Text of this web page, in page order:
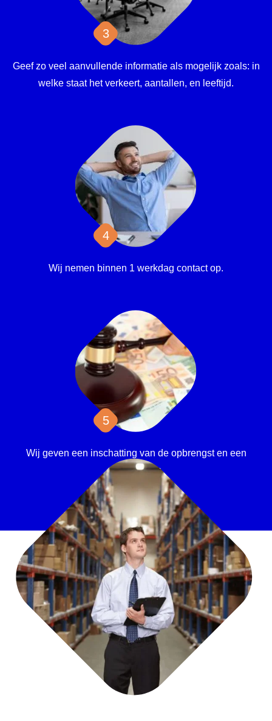
Geef zo veel aanvullende informatie als mogelijk zoals: in
welke staat het verkeert, aantallen, en leeftijd.
Wij nemen binnen 1 werkdag contact op.
Wij geven een inschatting van de opbrengst en een
verkoopplan.